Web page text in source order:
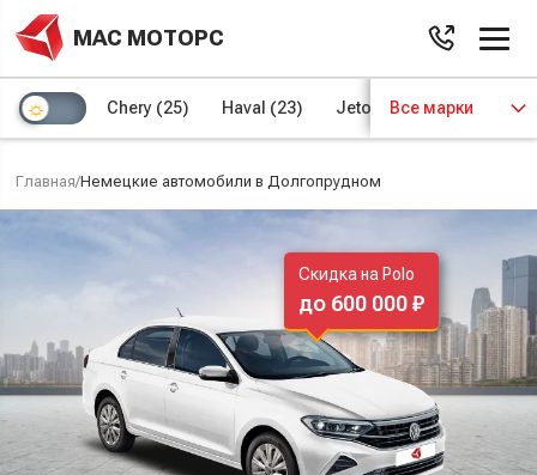
МАС МОТОРС
Chery (25) Haval (23) Jetour (8) Kaiyi (4)
Все марки
Главная/Немецкие автомобили в Долгопрудном
Скидка на Polo
до 600 000 ₽